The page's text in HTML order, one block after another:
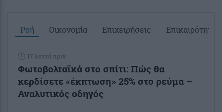
Ροή Οικονομία Επιχειρήσεις Επικαιρότητα
17 λεπτά πριν
Φωτοβολταϊκά στο σπίτι: Πώς θα
κερδίσετε «έκπτωση» 25% στο ρεύμα –
Αναλυτικός οδηγός